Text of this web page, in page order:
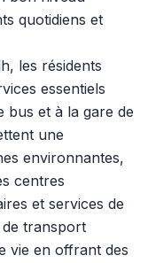
quotidiens et
les résidents
essentiels
bus et à la gare de
une
environnantes,
centres
et services de
de transport
vie en offrant des